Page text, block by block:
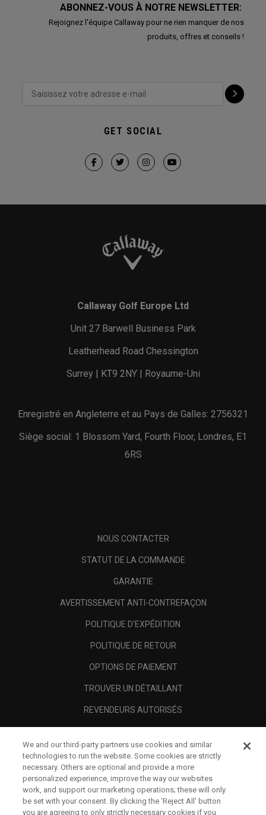
ABONNEZ-VOUS À NOTRE NEWSLETTER:
Rejoignez l'équipe Callaway pour ne rien manquer de nos
produits, offres et conseils !
GET SOCIAL
Callaway Golf Europe Ltd
Unit 27 Barwell Business Park
Leatherhead Road Chessington
Surrey | KT9 2NY | Royaume-Uni
Enregistré en Angleterre et au Pays de Galles: 2756321
Siège social: 1 Blossom Yard, Fourth Floor, Londres, E1
6RS
NOUS CONTACTER
STATUT DE LA COMMANDE
GARANTIE
AVERTISSEMENT ANTI-CONTREFAÇON
POLITIQUE D'EXPÉDITION
POLITIQUE DE RETOUR
OPTIONS DE PAIEMENT
TROUVER UN DÉTAILLANT
REVENDEURS AUTORISÉS
A PROPOS
MENTIONS LÉGALES
We and our third-party partners use cookies and similar
technologies to run the website. Some cookies are strictly
necessary. Others are optional and provide a more
personalized experience, improve the way our websites
work, and support our marketing operations; these will only
be set with your consent. By clicking the ‘Reject All' button
you are agreeing to only strictly necessary cookies if you